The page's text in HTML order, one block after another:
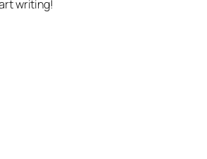
writing!